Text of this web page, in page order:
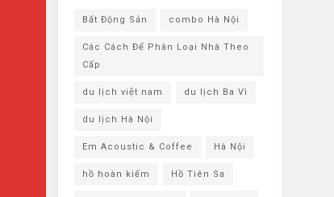
Bất Động Sản combo Hà Nội
Các Cách Để Phân Loại Nhà Theo
Cấp
du lịch việt nam du lịch Ba Vì
du lịch ​Hà Nội
Em Acoustic & Coffee Hà Nội
hồ hoàn kiếm Hồ Tiên Sa